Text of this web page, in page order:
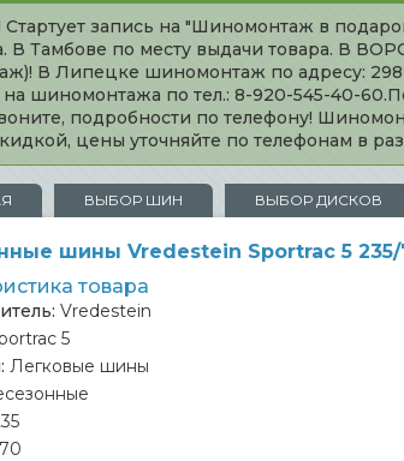
запись на "Шиномонтаж в
В Тамбове по месту выдачи товара. В
В Липецке шиномонтаж по адресу:
на шиномонтажа по тел.: 8-920-545-40-
подробности по телефону!
цены уточняйте по телефонам
ВЫБОР ШИН ВЫБОР ДИСКОВ
шины Vredestein Sportrac 5 235/
товара
Vredestein
5
Легковые шины
70